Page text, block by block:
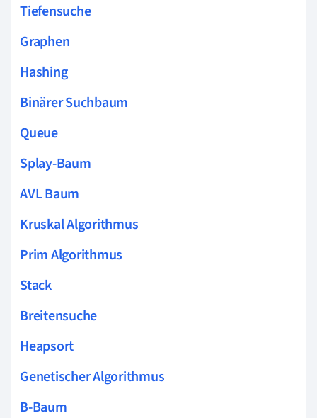
Tiefensuche
Graphen
Hashing
Binärer Suchbaum
Queue
Splay-Baum
AVL Baum
Kruskal Algorithmus
Prim Algorithmus
Stack
Breitensuche
Heapsort
Genetischer Algorithmus
B-Baum